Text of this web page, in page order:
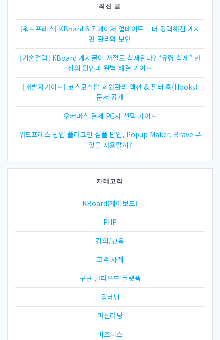
최신 글
[워드프레스] KBoard 6.7 메이저 업데이트 – 더 강력해진 게시
판 관리와 보안
[기술컬럼] KBoard 게시글이 저절로 삭제된다? “유령 삭제” 현
상의 원인과 완벽 해결 가이드
[개발자가이드] 코스모스팜 회원관리 액션 & 필터 훅(Hooks)
문서 공개
우커머스 결제 PG사 선택 가이드
워드프레스 팝업 플러그인 심플 팝업, Popup Maker, Brave 무
엇을 사용할까?
카테고리
KBoard(케이보드)
PHP
강의/교육
고객 사례
구글 클라우드 플랫폼
딥러닝
머신러닝
비즈니스